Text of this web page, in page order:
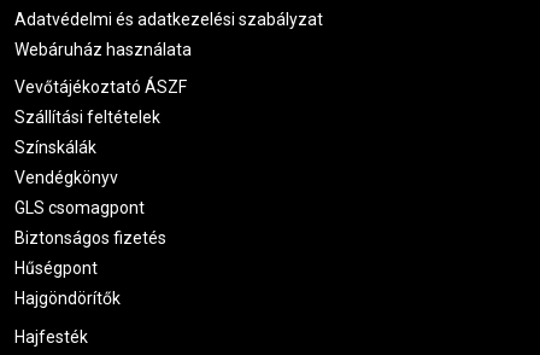
Adatvédelmi és adatkezelési szabályzat
Webáruház használata
Vevőtájékoztató ÁSZF
Szállítási feltételek
Színskálák
Vendégkönyv
GLS csomagpont
Biztonságos fizetés
Hűségpont
Hajgöndörítők
Hajfesték